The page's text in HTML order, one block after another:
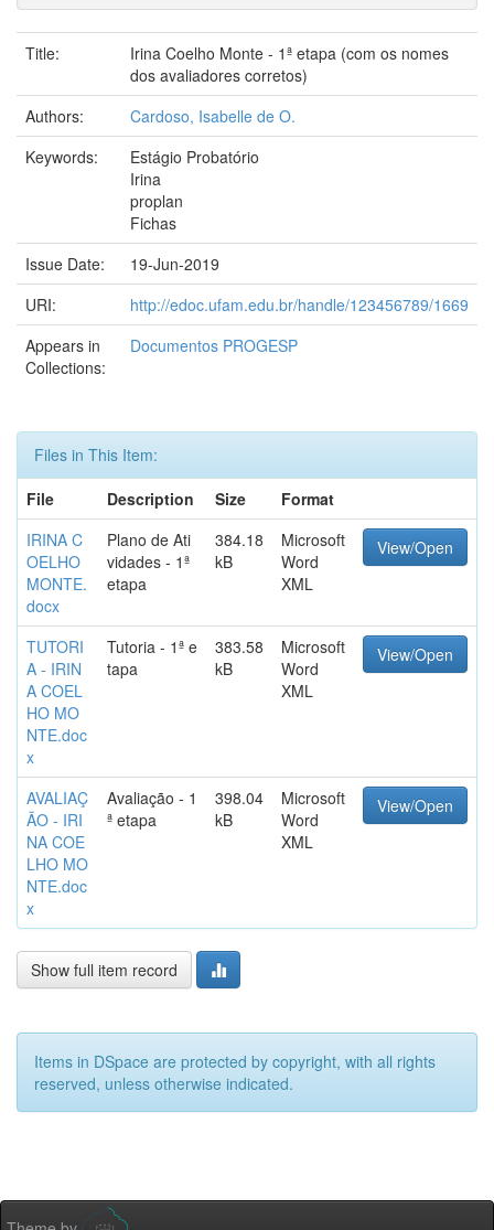
Title:
Irina Coelho Monte - 1ª etapa (com os nomes
dos avaliadores corretos)
Authors:
Cardoso, Isabelle de O.
Keywords:
Estágio Probatório
Irina
proplan
Fichas
Issue Date:
19-Jun-2019
URI:
http://edoc.ufam.edu.br/handle/123456789/1669
Appears in
Collections:
Documentos PROGESP
Files in This Item:
File
Description Size
Format
IRINA C
OELHO
MONTE.
docx
Plano de Ati
vidades - 1ª
etapa
384.18
kB
Microsoft
Word
XML
View/Open
TUTORI
A - IRIN
A COEL
HO MO
NTE.doc
x
Tutoria - 1ª e
tapa
383.58
kB
Microsoft
Word
XML
View/Open
AVALIAÇ
ÃO - IRI
NA COE
LHO MO
NTE.doc
x
Avaliação - 1
ª etapa
398.04
kB
Microsoft
Word
XML
View/Open
Show full item record
Items in DSpace are protected by copyright, with all rights
reserved, unless otherwise indicated.